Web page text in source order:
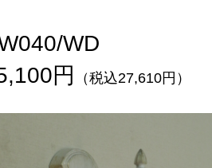
WD
円
（税込27,610円）